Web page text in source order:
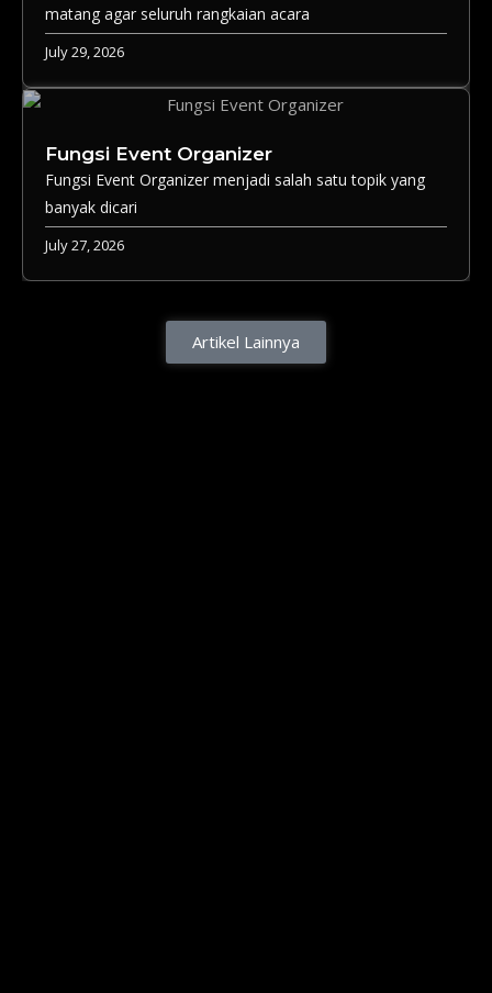
matang agar seluruh rangkaian acara
July 29, 2026
Fungsi Event Organizer
Fungsi Event Organizer menjadi salah satu topik yang
banyak dicari
July 27, 2026
Artikel Lainnya